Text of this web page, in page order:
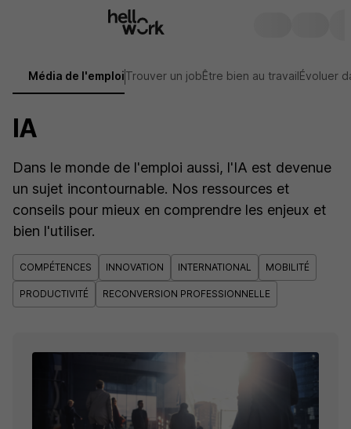
Média de l'emploiTrouver un jobÊtre bien au travailÉvoluer
IA
Dans le monde de l'emploi aussi, l'IA est devenue
un sujet incontournable. Nos ressources et
conseils pour mieux en comprendre les enjeux et
bien l'utiliser.
COMPÉTENCES INNOVATION INTERNATIONAL MOBILITÉ
PRODUCTIVITÉ RECONVERSION PROFESSIONNELLE